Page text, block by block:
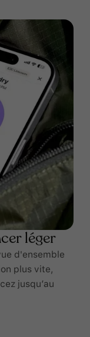
léger
d'ensemble
plus vite,
jusqu’au